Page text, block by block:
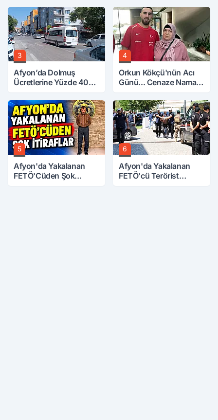
3
Afyon’da Dolmuş
Ücretlerine Yüzde 40
4
Orkun Kökçü'nün Acı
Günü... Cenaze Namazı
5
Afyon'da Yakalanan
FETÖ'Cüden Şok
6
Afyon'da Yakalanan
FETÖ'cü Terörist